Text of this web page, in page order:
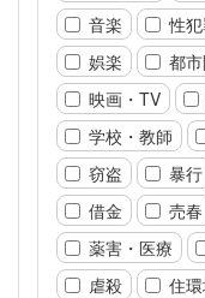
音楽
性
娯楽
都
映画・TV
学校・教師
窃盗
暴行
借金
売春
薬害・医療
虐殺
住